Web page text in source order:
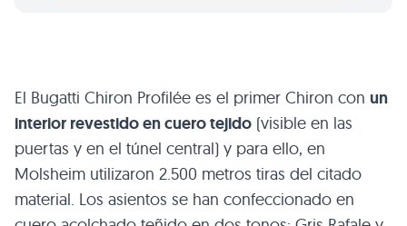
El Bugatti Chiron Profilée es el primer Chiron con un
interior revestido en cuero tejido (visible en las
puertas y en el túnel central) y para ello, en
Molsheim utilizaron 2.500 metros tiras del citado
material. Los asientos se han confeccionado en